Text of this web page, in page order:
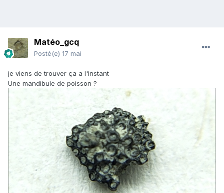
Matéo_gcq
Posté(e) 17 mai
je viens de trouver ça a l'instant
Une mandibule de poisson ?